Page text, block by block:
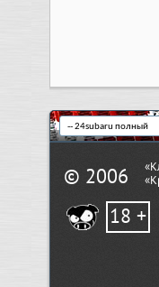
© 2006
18 +